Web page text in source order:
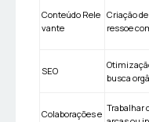
Conteúdo Rele
vante
Criação
ressoe
SEO
busca
Colaborações e
Trabalhar